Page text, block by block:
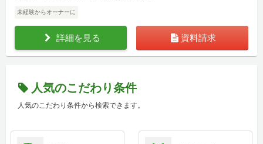
未経験からオーナーに
詳細を見る 資料請求
人気のこだわり条件
人気のこだわり条件から検索できます。